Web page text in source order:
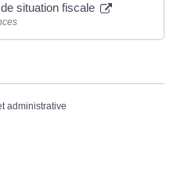
situation fiscale
administrative